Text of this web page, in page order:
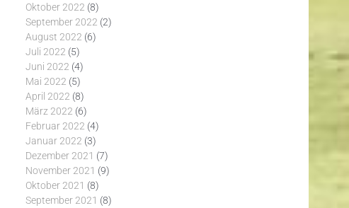
Oktober 2022 (8)
September 2022 (2)
August 2022 (6)
Juli 2022 (5)
Juni 2022 (4)
Mai 2022 (5)
April 2022 (8)
März 2022 (6)
Februar 2022 (4)
Januar 2022 (3)
Dezember 2021 (7)
November 2021 (9)
Oktober 2021 (8)
September 2021 (8)